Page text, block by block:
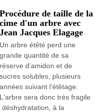
Procédure de taille de la
cime d'un arbre avec
Jean Jacques Elagage
Un arbre étêté perd une
grande quantité de sa
réserve d’amidon et de
sucres solubles, plusieurs
années suivant l’étêtage.
L'arbre sera donc très fragile
à la